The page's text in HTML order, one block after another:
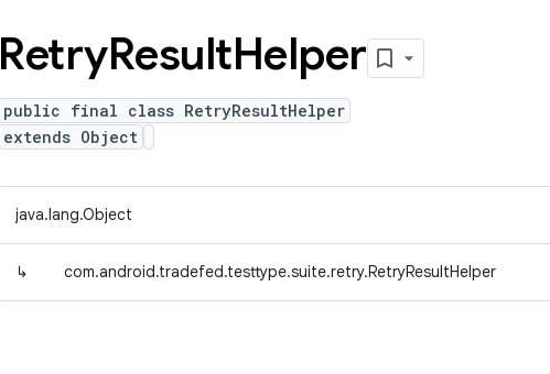
RetryResultHelper
public final class RetryResultHelper
extends Object
java.lang.Object
↳ com.android.tradefed.testtype.suite.retry.RetryResultHelper